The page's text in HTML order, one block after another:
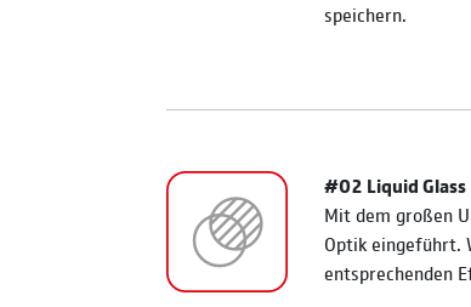
speichern.
#02 Liquid
Mit dem großen
Optik eingeführt.
entsprechenden